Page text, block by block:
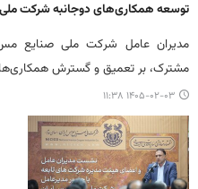
توسعه همکاری‌های دوجانبه شرکت
مدیران عامل شرکت ملی صنایع
مشترک، بر تعمیق و گسترش
۱۴۰۵-۰۲-۰۳ ۱۱:۳۸